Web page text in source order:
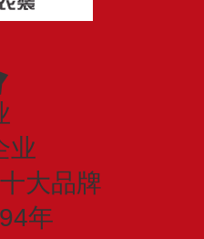
业
大品牌
年